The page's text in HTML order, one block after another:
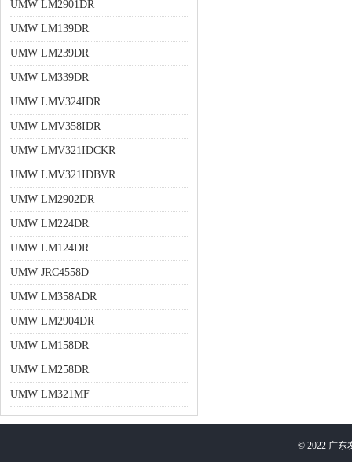
UMW LM2901DR
UMW LM139DR
UMW LM239DR
UMW LM339DR
UMW LMV324IDR
UMW LMV358IDR
UMW LMV321IDCKR
UMW LMV321IDBVR
UMW LM2902DR
UMW LM224DR
UMW LM124DR
UMW JRC4558D
UMW LM358ADR
UMW LM2904DR
UMW LM158DR
UMW LM258DR
UMW LM321MF
© 2022 广东